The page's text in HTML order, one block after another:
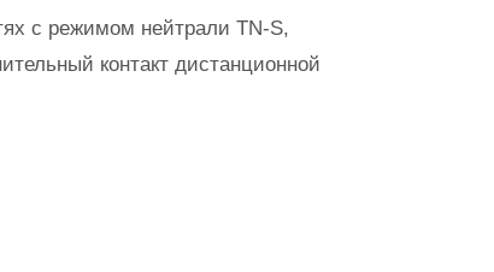
с режимом нейтрали TN-S,
контакт дистанционной